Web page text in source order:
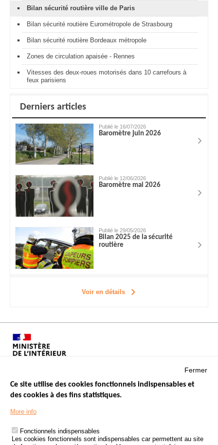
Bilan sécurité routière ville de Paris
Bilan sécurité routière Eurométropole de Strasbourg
Bilan sécurité routière Bordeaux métropole
Zones de circulation apaisée - Rennes
Vitesses des deux-roues motorisés dans 10 carrefours à
feux parisiens
Derniers articles
Publié le 16/07/2026
Baromètre juin 2026
Publié le 12/06/2026
Baromètre mai 2026
Publié le 29/05/2026
Bilan 2025 de la sécurité
routière
Voir en détails
Menu
Footer
LES SITES PUBLICS
ÉTAT DE L’INSÉCURITÉ ROUTIÈRE
TRAITEMENT DES DONNÉES PERSONNELLES DES ACCIDENTS DE
Fermer
Ce site utilise des cookies fonctionnels indispensables et
des cookies à des fins statistiques.
More info
Fonctionnels indispensables
Les cookies fonctionnels sont indispensables car permettent au site